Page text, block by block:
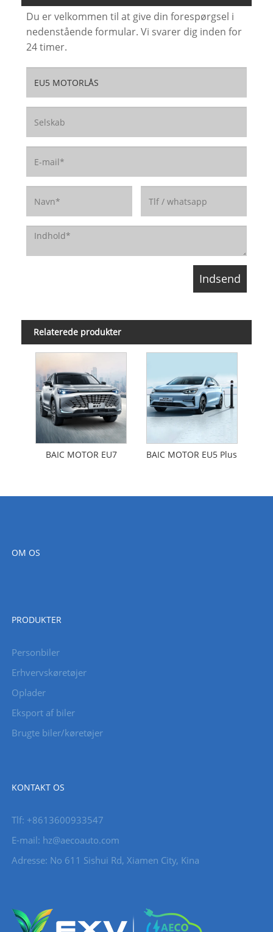
Du er velkommen til at give din forespørgsel i
nedenstående formular. Vi svarer dig inden for
24 timer.
Relaterede produkter
BAIC MOTOR EU7 BAIC MOTOR EU5 Plus
OM OS
PRODUKTER
Personbiler
Erhvervskøretøjer
Oplader
Eksport af biler
Brugte biler/køretøjer
KONTAKT OS
Tlf: +8613600933547
E-mail: hz@aecoauto.com
Adresse: No 611 Sishui Rd, Xiamen City, Kina